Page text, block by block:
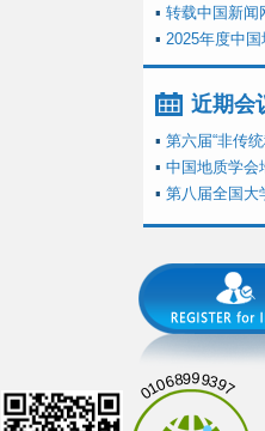
▪ 转载中国新闻
▪ 2025年度中
近期会
▪ 第六届“非传
▪ 中国地质学会
▪ 第八届全国大
01068999397